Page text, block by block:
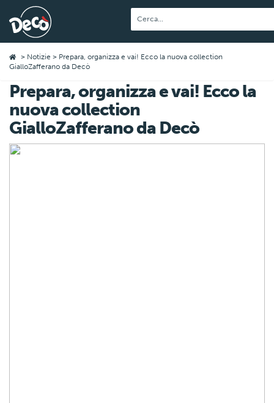
> Notizie > Prepara, organizza e vai! Ecco la nuova collection
GialloZafferano da Decò
Prepara, organizza e vai! Ecco la
nuova collection
GialloZafferano da Decò